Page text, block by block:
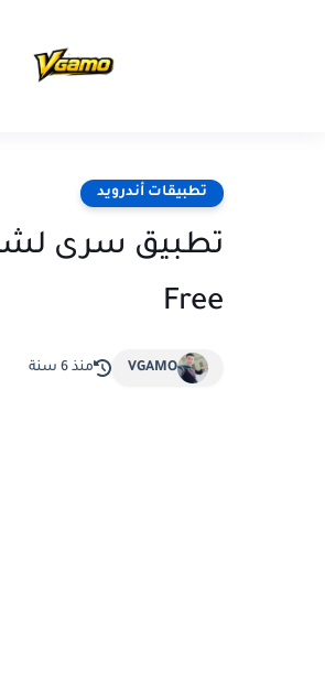
تطبيقات أندرويد
Free
VGAMO منذ 6 سنة